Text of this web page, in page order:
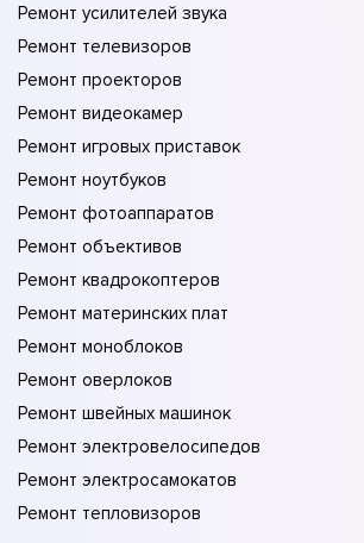
Ремонт усилителей звука
Ремонт телевизоров
Ремонт проекторов
Ремонт видеокамер
Ремонт игровых приставок
Ремонт ноутбуков
Ремонт фотоаппаратов
Ремонт объективов
Ремонт квадрокоптеров
Ремонт материнских плат
Ремонт моноблоков
Ремонт оверлоков
Ремонт швейных машинок
Ремонт электровелосипедов
Ремонт электросамокатов
Ремонт тепловизоров